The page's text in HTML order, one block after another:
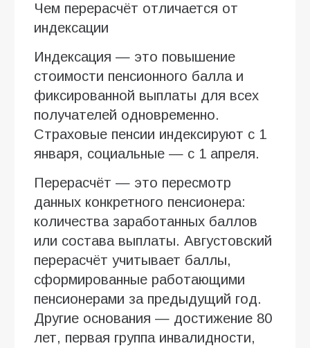
Чем перерасчёт отличается от
индексации
Индексация — это повышение
стоимости пенсионного балла и
фиксированной выплаты для всех
получателей одновременно.
Страховые пенсии индексируют с 1
января, социальные — с 1 апреля.
Перерасчёт — это пересмотр
данных конкретного пенсионера:
количества заработанных баллов
или состава выплаты. Августовский
перерасчёт учитывает баллы,
сформированные работающими
пенсионерами за предыдущий год.
Другие основания — достижение 80
лет, первая группа инвалидности,